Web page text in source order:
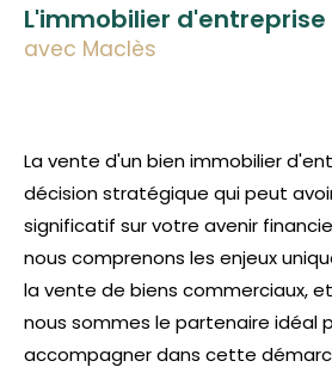
L'immobilier d'entreprise
avec Maclès
La vente d'un bien immobilier
décision stratégique qui peut
significatif sur votre avenir
nous comprenons les enjeux
la vente de biens commerciaux,
nous sommes le partenaire idéal
accompagner dans cette